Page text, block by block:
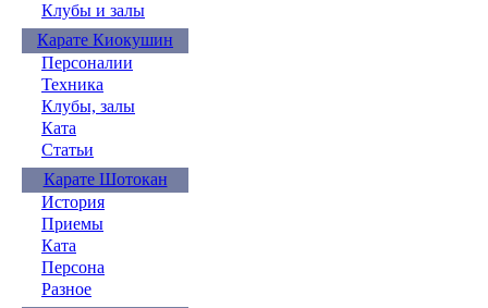
Клубы и залы
Карате Киокушин
Персоналии
Техника
Клубы, залы
Ката
Статьи
Карате Шотокан
История
Приемы
Ката
Персона
Разное